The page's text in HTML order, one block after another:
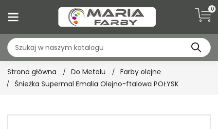
0
Strona główna Do Metalu
Farby olejne
Śnieżka Supermal Emalia Olejno-ftalowa POŁYSK